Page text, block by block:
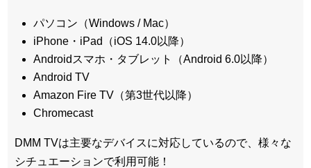
パソコン（Windows / Mac）
iPhone・iPad（iOS 14.0以降）
Androidスマホ・タブレット（Android 6.0以降）
Android TV
Amazon Fire TV（第3世代以降）
Chromecast
DMM TVは主要なデバイスに対応しているので、 様々な
シチュエーションで利用可能！